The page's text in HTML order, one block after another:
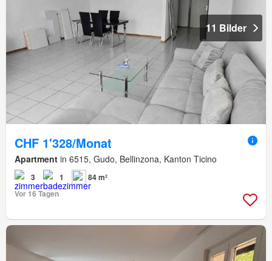
11 Bilder
CHF 1'328/Monat
Apartment in 6515, Gudo, Bellinzona, Kanton Ticino
3 1
84 m²
Vor 16 Tagen